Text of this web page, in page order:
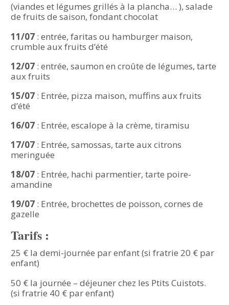
(viandes et légumes grillés à la plancha… ), salade
de fruits de saison, fondant chocolat
11/07 : entrée, faritas ou hamburger maison,
crumble aux fruits d’été
12/07 : entrée, saumon en croûte de légumes, tarte
aux fruits
15/07 : Entrée, pizza maison, muffins aux fruits
d’été
16/07 : Entrée, escalope à la crème, tiramisu
17/07 : Entrée, samossas, tarte aux citrons
meringuée
18/07 : Entrée, hachi parmentier, tarte poire-
amandine
19/07 : Entrée, brochettes de poisson, cornes de
gazelle
Tarifs :
25 € la demi-journée par enfant (si fratrie 20 € par
enfant)
50 € la journée – déjeuner chez les Ptits Cuistots.
(si fratrie 40 € par enfant)